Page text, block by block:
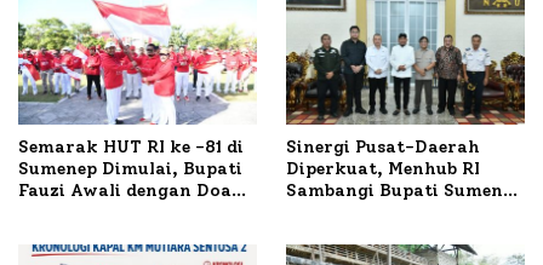
Semarak HUT RI ke -81 di
Sumenep Dimulai, Bupati
Fauzi Awali dengan Doa
Sinergi Pusat-Daerah
Diperkuat, Menhub RI
Sambangi Bupati Sumenep